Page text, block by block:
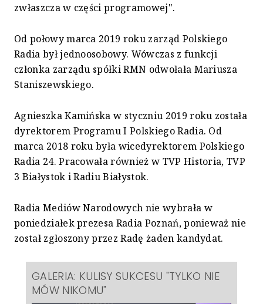
zwłaszcza w części programowej".
Od połowy marca 2019 roku zarząd Polskiego
Radia był jednoosobowy. Wówczas z funkcji
członka zarządu spółki RMN odwołała Mariusza
Staniszewskiego.
Agnieszka Kamińska w styczniu 2019 roku została
dyrektorem Programu I Polskiego Radia. Od
marca 2018 roku była wicedyrektorem Polskiego
Radia 24. Pracowała również w TVP Historia, TVP
3 Białystok i Radiu Białystok.
Radia Mediów Narodowych nie wybrała w
poniedziałek prezesa Radia Poznań, ponieważ nie
został zgłoszony przez Radę żaden kandydat.
GALERIA: KULISY SUKCESU "TYLKO NIE
MÓW NIKOMU"